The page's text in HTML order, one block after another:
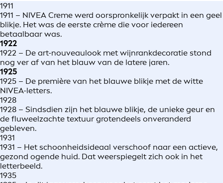
1911
1911 – NIVEA Creme werd oorspronkelijk verpakt in een geel
blikje. Het was de eerste crème die voor iedereen
betaalbaar was.
1922
1922 – De art-nouveaulook met wijnrankdecoratie stond
nog ver af van het blauw van de latere jaren.
1925
1925 – De première van het blauwe blikje met de witte
NIVEA-letters.
1928
1928 – Sindsdien zijn het blauwe blikje, de unieke geur en
de fluweelzachte textuur grotendeels onveranderd
gebleven.
1931
1931 – Het schoonheidsideaal verschoof naar een actieve,
gezond ogende huid. Dat weerspiegelt zich ook in het
letterbeeld.
1935